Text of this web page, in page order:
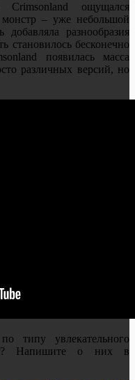
ощущался
– уже небольшой
разнообразия
становилось бесконечно
появилась масса
различных версий, но
типу увлекательного
Напишите о них в